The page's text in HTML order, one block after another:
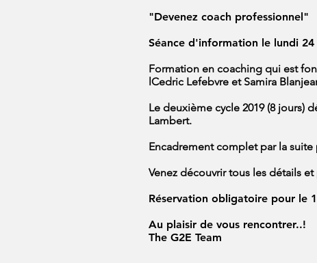
"Devenez coach professionnel"
Séance d'information le lundi 24
Formation en coaching qui est
lCedric Lefebvre et Samira
Le deuxième cycle 2019 (8 jours)
Lambert.
Encadrement complet par la
Venez découvrir tous les détails
Réservation obligatoire pour le
Au plaisir de vous rencontrer..!
The G2E Team